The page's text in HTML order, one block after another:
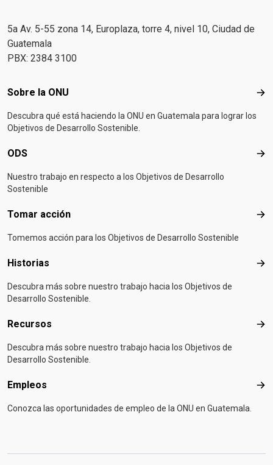
5a Av. 5-55 zona 14, Europlaza, torre 4, nivel 10, Ciudad de
Guatemala
PBX: 2384 3100
Footer menu
Sobre la ONU
Descubra qué está haciendo la ONU en Guatemala para lograr los
Objetivos de Desarrollo Sostenible.
ODS
Nuestro trabajo en respecto a los Objetivos de Desarrollo
Sostenible
Tomar acción
Tomemos acción para los Objetivos de Desarrollo Sostenible
Historias
Descubra más sobre nuestro trabajo hacia los Objetivos de
Desarrollo Sostenible.
Recursos
Descubra más sobre nuestro trabajo hacia los Objetivos de
Desarrollo Sostenible.
Empleos
Conozca las oportunidades de empleo de la ONU en Guatemala.